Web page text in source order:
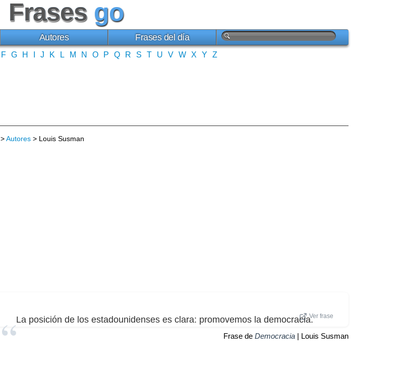
Frases go
Autores Frases del día
F G H J K L M N O P Q R S T U V W X Y Z
>Autores > Louis Susman
La posición de los estadounidenses es clara: promovemos la democracia.Ver frase
Frase de Democracia | Louis Susman